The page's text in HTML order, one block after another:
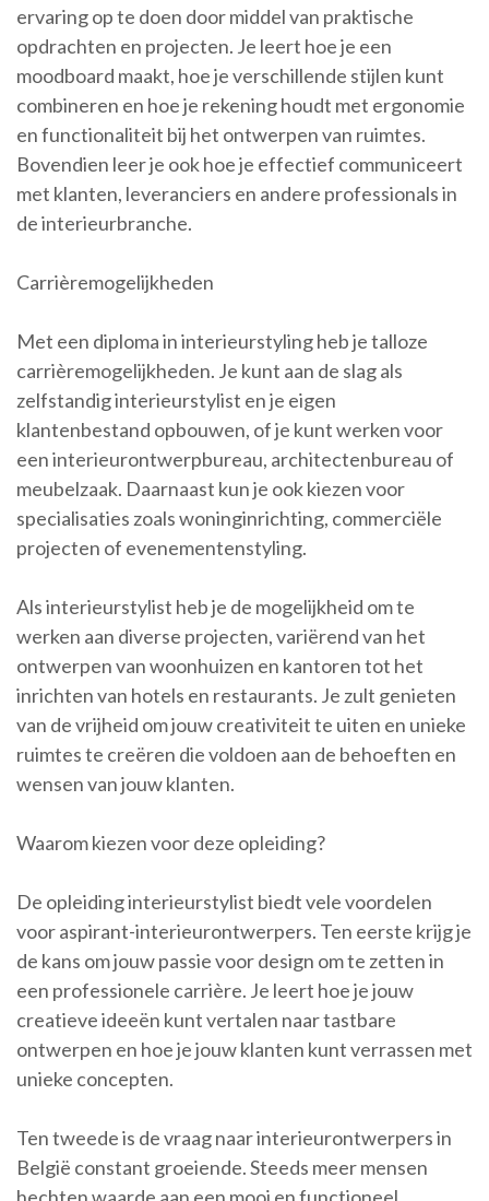
ervaring op te doen door middel van praktische
opdrachten en projecten. Je leert hoe je een
moodboard maakt, hoe je verschillende stijlen kunt
combineren en hoe je rekening houdt met ergonomie
en functionaliteit bij het ontwerpen van ruimtes.
Bovendien leer je ook hoe je effectief communiceert
met klanten, leveranciers en andere professionals in
de interieurbranche.
Carrièremogelijkheden
Met een diploma in interieurstyling heb je talloze
carrièremogelijkheden. Je kunt aan de slag als
zelfstandig interieurstylist en je eigen
klantenbestand opbouwen, of je kunt werken voor
een interieurontwerpbureau, architectenbureau of
meubelzaak. Daarnaast kun je ook kiezen voor
specialisaties zoals woninginrichting, commerciële
projecten of evenementenstyling.
Als interieurstylist heb je de mogelijkheid om te
werken aan diverse projecten, variërend van het
ontwerpen van woonhuizen en kantoren tot het
inrichten van hotels en restaurants. Je zult genieten
van de vrijheid om jouw creativiteit te uiten en unieke
ruimtes te creëren die voldoen aan de behoeften en
wensen van jouw klanten.
Waarom kiezen voor deze opleiding?
De opleiding interieurstylist biedt vele voordelen
voor aspirant-interieurontwerpers. Ten eerste krijg je
de kans om jouw passie voor design om te zetten in
een professionele carrière. Je leert hoe je jouw
creatieve ideeën kunt vertalen naar tastbare
ontwerpen en hoe je jouw klanten kunt verrassen met
unieke concepten.
Ten tweede is de vraag naar interieurontwerpers in
België constant groeiende. Steeds meer mensen